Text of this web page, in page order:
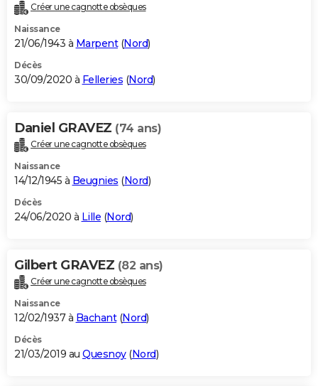
Créer une cagnotte obsèques
Naissance
21/06/1943 à Marpent(Nord)
Décès
30/09/2020 à Felleries (Nord)
Daniel GRAVEZ (74 ans)
Créer une cagnotte obsèques
Naissance
14/12/1945 à Beugnies (Nord)
Décès
24/06/2020 à Lille (Nord)
Gilbert GRAVEZ (82 ans)
Créer une cagnotte obsèques
Naissance
12/02/1937 à Bachant(Nord)
Décès
21/03/2019 au Quesnoy(Nord)